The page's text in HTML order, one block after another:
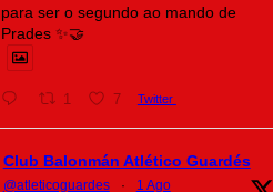
para ser o segundo ao mando de
Prades ✨🤝
1 7 Twitter
Club Balonmán Atlético Guardés
@atleticoguardes · 1 Ago